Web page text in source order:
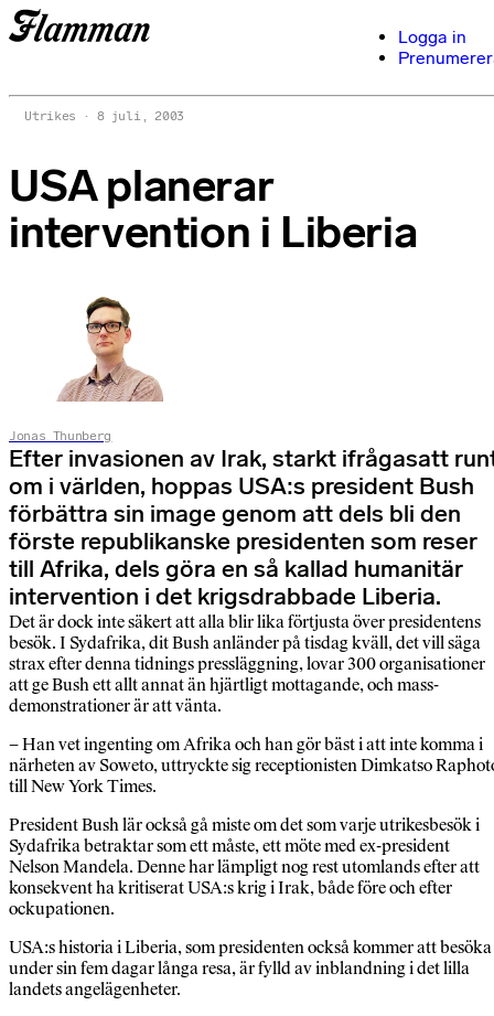
Logga in
Utrikes 8 juli, 2003
USA planerar
intervention i Liberia
Jonas Thunberg
Efter invasionen av Irak, starkt ifrågasatt
om i världen, hoppas USA:s president Bush
förbättra sin image genom att dels bli den
förste republikanske presidenten som reser
till Afrika, dels göra en så kallad humanitär
intervention i det krigsdrabbade Liberia.
Det är dock inte säkert att alla blir lika förtjusta över presidentens
besök. I Sydafrika, dit Bush anländer på tisdag kväll, det vill säga
strax efter denna tidnings pressläggning, lovar 300 organisationer
att ge Bush ett allt annat än hjärtligt mottagande, och mass-
demonstrationer är att vänta.
– Han vet ingenting om Afrika och han gör bäst i att inte komma i
närheten av Soweto, uttryckte sig receptionisten Dimkatso
till New York Times.
President Bush lär också gå miste om det som varje utrikesbesök i
Sydafrika betraktar som ett måste, ett möte med ex-president
Nelson Mandela. Denne har lämpligt nog rest utomlands efter att
konsekvent ha kritiserat USA:s krig i Irak, både före och efter
ockupationen.
USA:s historia i Liberia, som presidenten också kommer att besöka
under sin fem dagar långa resa, är fylld av inblandning i det lilla
landets angelägenheter.